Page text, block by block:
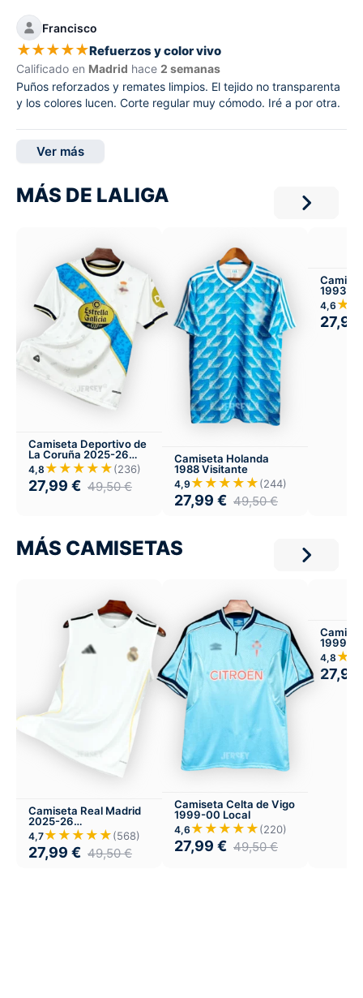
Francisco
★★★★★Refuerzos y color vivo
Calificado en Madrid hace 2 semanas
Puños reforzados y remates limpios. El tejido no transparenta
y los colores lucen. Corte regular muy cómodo. Iré a por otra.
Ver más
MÁS DE LALIGA
Camiseta Deportivo de
La Coruña 2025-26
Tercera
4,8 ★★★★★(236)
27,99 € 49,50€
Camiseta Holanda
1988 Visitante
4,9 ★★★★★(244)
27,99 € 49,50€
1993
4,6
27,99
MÁS CAMISETAS
Camiseta Real Madrid
2025-26
Entrenamiento
4,7★★★★★(568)
27,99 € 49,50€
Camiseta Celta de Vigo
1999-00 Local
4,6 ★★★★★(220)
27,99 € 49,50€
1999-
4,8
27,99